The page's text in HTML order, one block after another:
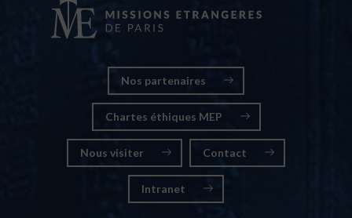
Nos partenaires
Chartes éthiques MEP
Nous visiter Contact
Intranet